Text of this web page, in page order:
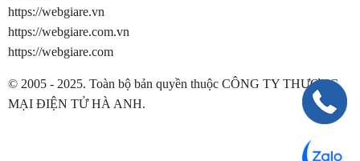
https://webgiare.vn
https://webgiare.com.vn
https://webgiare.com
© 2005 - 2025. Toàn bộ bản quyền thuộc CÔNG TY THƯƠNG
MẠI ĐIỆN TỬ HÀ ANH.